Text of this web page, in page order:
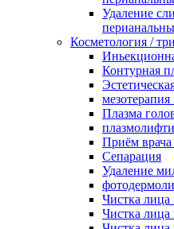
Удаление
Косметология /
Контурная
Плазма
Приём врача
Сепарация
Удаление
Чистка лица
Чистка лица